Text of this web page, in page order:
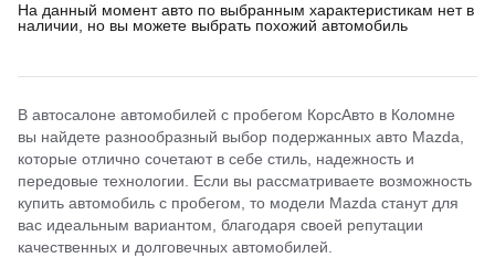
На данный момент авто по выбранным характеристикам нет в
наличии, но вы можете выбрать похожий автомобиль
В автосалоне автомобилей с пробегом КорсАвто в Коломне
вы найдете разнообразный выбор подержанных авто Mazda,
которые отлично сочетают в себе стиль, надежность и
передовые технологии. Если вы рассматриваете возможность
купить автомобиль с пробегом, то модели Mazda станут для
вас идеальным вариантом, благодаря своей репутации
качественных и долговечных автомобилей.